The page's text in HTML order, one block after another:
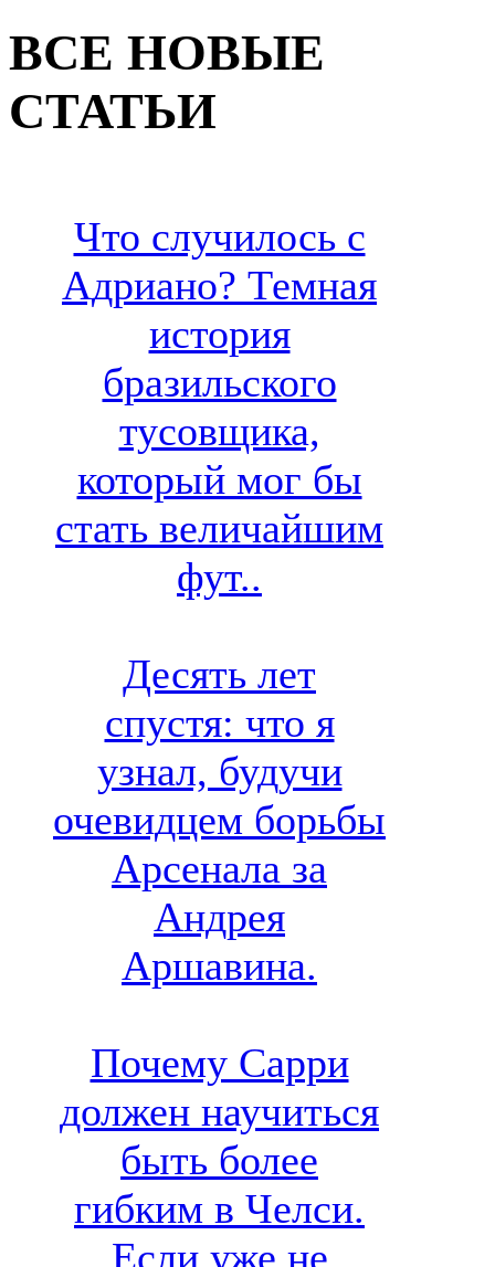
ВСЕ НОВЫЕ
СТАТЬИ
Что случилось с
Адриано? Темная
история
бразильского
тусовщика,
который мог бы
стать величайшим
фут..
Десять лет
спустя: что я
узнал, будучи
очевидцем борьбы
Арсенала за
Андрея
Аршавина.
Почему Сарри
должен научиться
быть более
гибким в Челси.
Если уже не